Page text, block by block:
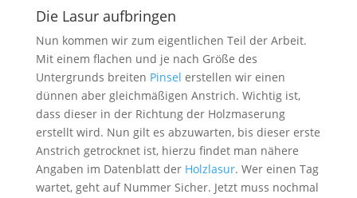
Die Lasur aufbringen
Nun kommen wir zum eigentlichen Teil der Arbeit.
Mit einem flachen und je nach Größe des
Untergrunds breiten Pinsel erstellen wir einen
dünnen aber gleichmäßigen Anstrich. Wichtig ist,
dass dieser in der Richtung der Holzmaserung
erstellt wird. Nun gilt es abzuwarten, bis dieser erste
Anstrich getrocknet ist, hierzu findet man nähere
Angaben im Datenblatt der Holzlasur. Wer einen Tag
wartet, geht auf Nummer Sicher. Jetzt muss nochmal